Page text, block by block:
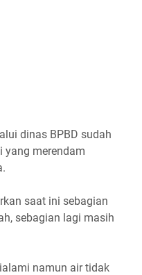
dinas BPBD sudah
yang merendam
saat ini sebagian
sebagian lagi masih
namun air tidak